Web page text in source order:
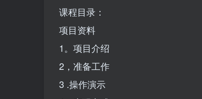
课程目录：
项目资料
1。项目介绍
2，准备工作
3 .操作演示